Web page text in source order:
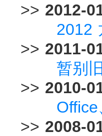
>> 2012-
2012
>> 2011-
暂别
>> 2010-
>> 2008-